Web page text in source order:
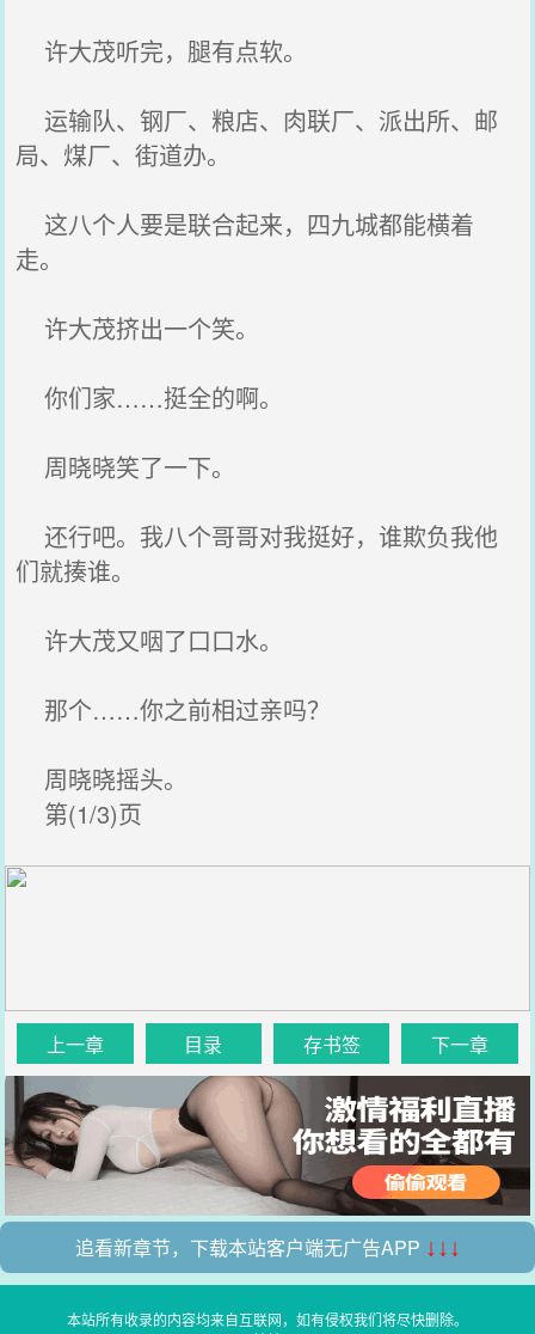
许大茂听完，腿有点软。
运输队、钢厂、粮店、肉联厂、派出所、邮
局、煤厂、街道办。
这八个人要是联合起来，四九城都能横着
走。
许大茂挤出一个笑。
你们家……挺全的啊。
周晓晓笑了一下。
还行吧。我八个哥哥对我挺好，谁欺负我他
们就揍谁。
许大茂又咽了口口水。
那个……你之前相过亲吗？
周晓晓摇头。
第(1/3)页
上一章 目录 存书签 下一章
追看新章节，下载本站客户端无广告APP ↓↓↓
本站所有收录的内容均来自互联网，如有侵权我们将尽快删除。